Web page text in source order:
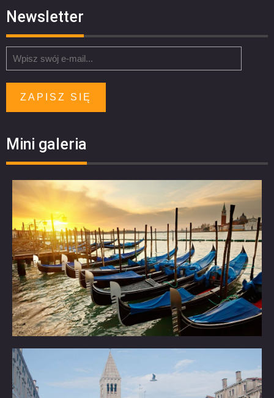
Newsletter
ZAPISZ SIĘ
Mini galeria